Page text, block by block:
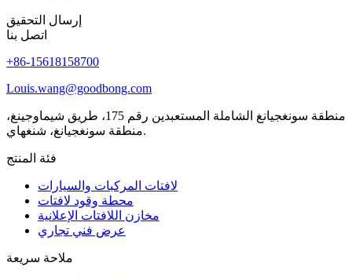
إرسال التحقيق
اتصل بنا
+86-15618158700
Louis.wang@goodbong.com
منطقة سونغجيانغ الشاملة المستعبدين رقم 175، طريق شيماوجينغ،
منطقة سونغجيانغ، شنغهاي.
فئة المنتج
لافتات المركبات والسيارات
محطة وقود لافتات
مخازن اللافتات الإعلانية
عرض فني تجاري
ملاحة سريعة